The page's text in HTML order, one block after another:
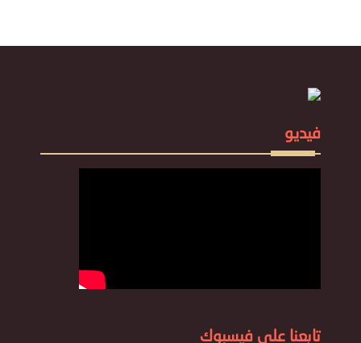
فيديو
تابعنا علي فيسبوك